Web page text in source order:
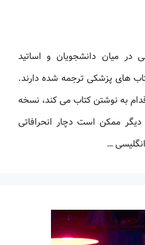
در میان دانشجویان و اساتید
های پزشکی ترجمه شده دارند.
به نوشتن کتاب می کند، نسخه
ممکن است دچار انحرافاتی
…